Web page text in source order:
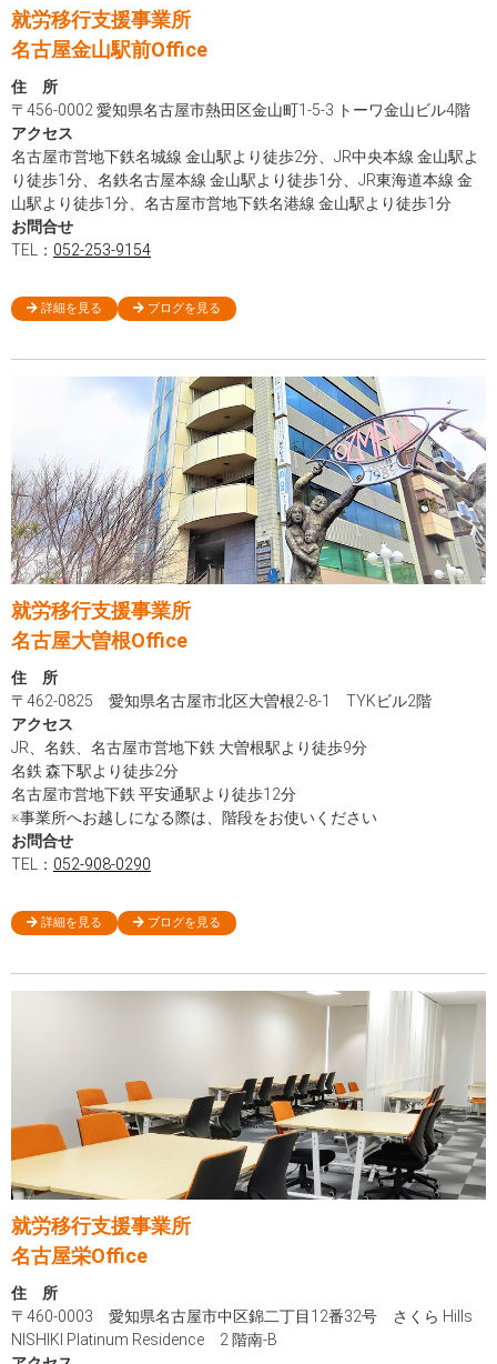
就労移行支援事業所
名古屋金山駅前Office
住 所
〒456-0002 愛知県名古屋市熱田区金山町1-5-3 トーワ金山ビル4階
アクセス
名古屋市営地下鉄名城線 金山駅より徒歩2分、JR中央本線 金山駅よ
り徒歩1分、名鉄名古屋本線 金山駅より徒歩1分、JR東海道本線 金
山駅より徒歩1分、名古屋市営地下鉄名港線 金山駅より徒歩1分
お問合せ
TEL： 052-253-9154
詳細を見る ブログを見る
就労移行支援事業所
名古屋大曽根Office
住 所
〒462-0825 愛知県名古屋市北区大曽根2-8-1 TYKビル2階
アクセス
JR、名鉄、名古屋市営地下鉄 大曽根駅より徒歩9分
名鉄 森下駅より徒歩2分
名古屋市営地下鉄 平安通駅より徒歩12分
※事業所へお越しになる際は、階段をお使いください
お問合せ
TEL： 052-908-0290
詳細を見る ブログを見る
就労移行支援事業所
名古屋栄Office
住 所
〒460-0003 愛知県名古屋市中区錦二丁目12番32号 さくら Hills
NISHIKI Platinum Residence 2 階南-B